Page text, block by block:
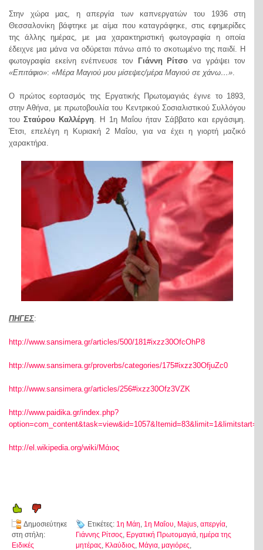
Στην χώρα μας, η απεργία των καπνεργατών του 1936 στη
Θεσσαλονίκη βάφτηκε με αίμα που καταγράφηκε, στις εφημερίδες
της άλλης ημέρας, με μια χαρακτηριστική φωτογραφία η οποία
έδειχνε μια μάνα να οδύρεται πάνω από το σκοτωμένο της παιδί. Η
φωτογραφία εκείνη ενέπνευσε τον
Γιάννη Ρίτσο να γράψει τον
«Επιτάφιο»: «Μέρα Μαγιού μου μίσεψες/μέρα Μαγιού σε χάνω…».
Ο πρώτος εορτασμός της Εργατικής Πρωτομαγιάς έγινε το 1893,
στην Αθήνα, με πρωτοβουλία του Κεντρικού Σοσιαλιστικού Συλλόγου
του Σταύρου Καλλέργη. Η 1η Μαΐου ήταν Σάββατο και εργάσιμη.
Έτσι, επελέγη η Κυριακή 2 Μαΐου, για να έχει η γιορτή μαζικό
χαρακτήρα.
ΠΗΓΕΣ:
http://www.sansimera.gr/articles/500/181#ixzz30OfcOhP8
http://www.sansimera.gr/proverbs/categories/175#ixzz30OfjuZc0
http://www.sansimera.gr/articles/256#ixzz30Ofz3VZK
http://www.paidika.gr/index.php?
option=com_content&task=view&id=1057&Itemid=83&limit=1&limitstart=5
http://el.wikipedia.org/wiki/Μάιος
Δημοσιεύτηκε
στη στήλη:
Ειδικές
Ετικέτες: 1η Μάη, 1η Μαΐου, Majus, απεργία,
Γιάννης Ρίτσος, Εργατική Πρωτομαγιά, ημέρα της
μητέρας, Κλαύδιος, Μάγια, μαγιόρες,